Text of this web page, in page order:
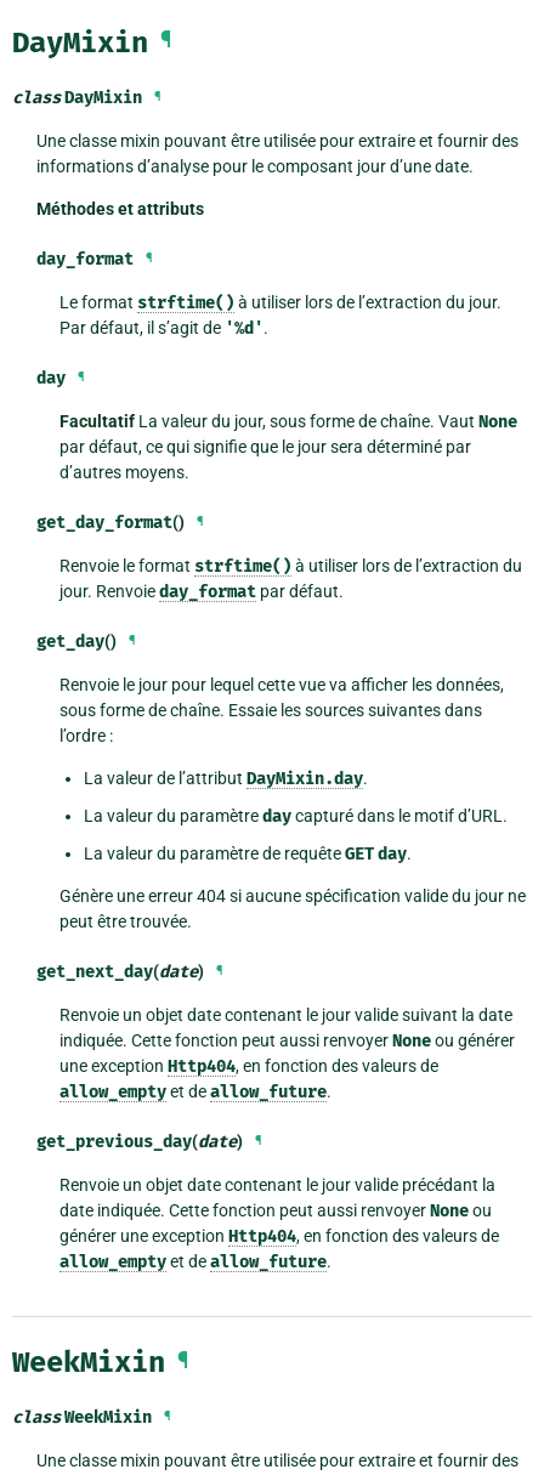
DayMixin ¶
classDayMixin ¶
Une classe mixin pouvant être utilisée pour extraire et fournir des
informations d’analyse pour le composant jour d’une date.
Méthodes et attributs
day_format ¶
Le format strftime() à utiliser lors de l’extraction du jour.
Par défaut, il s’agit de '%d'.
day ¶
Facultatif La valeur du jour, sous forme de chaîne. VautNone
par défaut, ce qui signifie que le jour sera déterminé par
d’autres moyens.
get_day_format() ¶
Renvoie le format strftime() à utiliser lors de l’extraction du
jour. Renvoieday_format par défaut.
get_day() ¶
Renvoie le jour pour lequel cette vue va afficher les données,
sous forme de chaîne. Essaie les sources suivantes dans
l’ordre :
La valeur de l’attributDayMixin.day.
La valeur du paramètredaycapturé dans le motif d’URL.
La valeur du paramètre de requêteGETday.
Génère une erreur 404 si aucune spécification valide du jour ne
peut être trouvée.
get_next_day(date) ¶
Renvoie un objet date contenant le jour valide suivant la date
indiquée. Cette fonction peut aussi renvoyerNoneou générer
une exceptionHttp404, en fonction des valeurs de
allow_emptyet deallow_future.
get_previous_day(date) ¶
Renvoie un objet date contenant le jour valide précédant la
date indiquée. Cette fonction peut aussi renvoyerNoneou
générer une exceptionHttp404, en fonction des valeurs de
allow_emptyet deallow_future.
WeekMixin ¶
classWeekMixin ¶
Une classe mixin pouvant être utilisée pour extraire et fournir des